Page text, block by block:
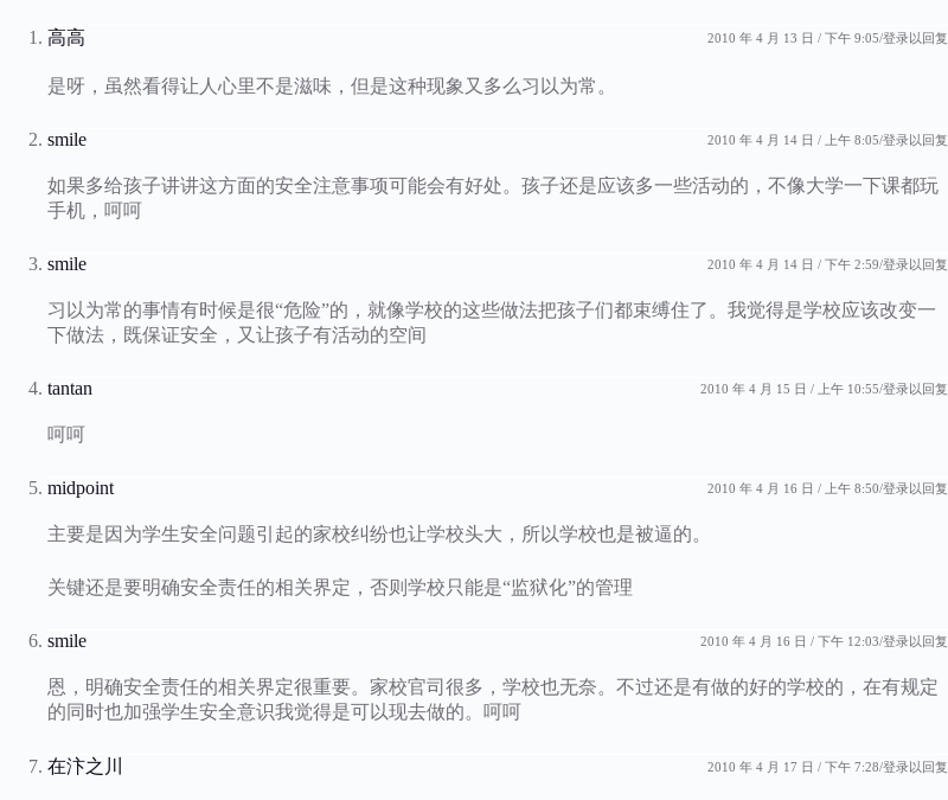
高高 2010 年 4 月 13 日 / 下午 9:05 登录以回复
是呀，虽然看得让人心里不是滋味，但是这种现象又多么习以为常。
smile 2010 年 4 月 14 日 / 上午 8:05 登录以回复
如果多给孩子讲讲这方面的安全注意事项可能会有好处。孩子还是应该多一些活动的，不像大学一下课都玩
手机，呵呵
smile 2010 年 4 月 14 日 / 下午 2:59 登录以回复
习以为常的事情有时候是很“危险”的，就像学校的这些做法把孩子们都束缚住了。我觉得是学校应该改变一
下做法，既保证安全，又让孩子有活动的空间
tantan 2010 年 4 月 15 日 / 上午 10:55 登录以回复
呵呵
midpoint 2010 年 4 月 16 日 / 上午 8:50 登录以回复
主要是因为学生安全问题引起的家校纠纷也让学校头大，所以学校也是被逼的。
关键还是要明确安全责任的相关界定，否则学校只能是“监狱化”的管理
smile 2010 年 4 月 16 日 / 下午 12:03 登录以回复
恩，明确安全责任的相关界定很重要。家校官司很多，学校也无奈。不过还是有做的好的学校的，在有规定
的同时也加强学生安全意识我觉得是可以现去做的。呵呵
在汴之川 2010 年 4 月 17 日 / 下午 7:28 登录以回复